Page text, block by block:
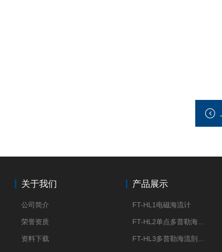
关于我们
公司简介
荣誉资质
资料下载
产品展示
FT-HL1电磁海流计